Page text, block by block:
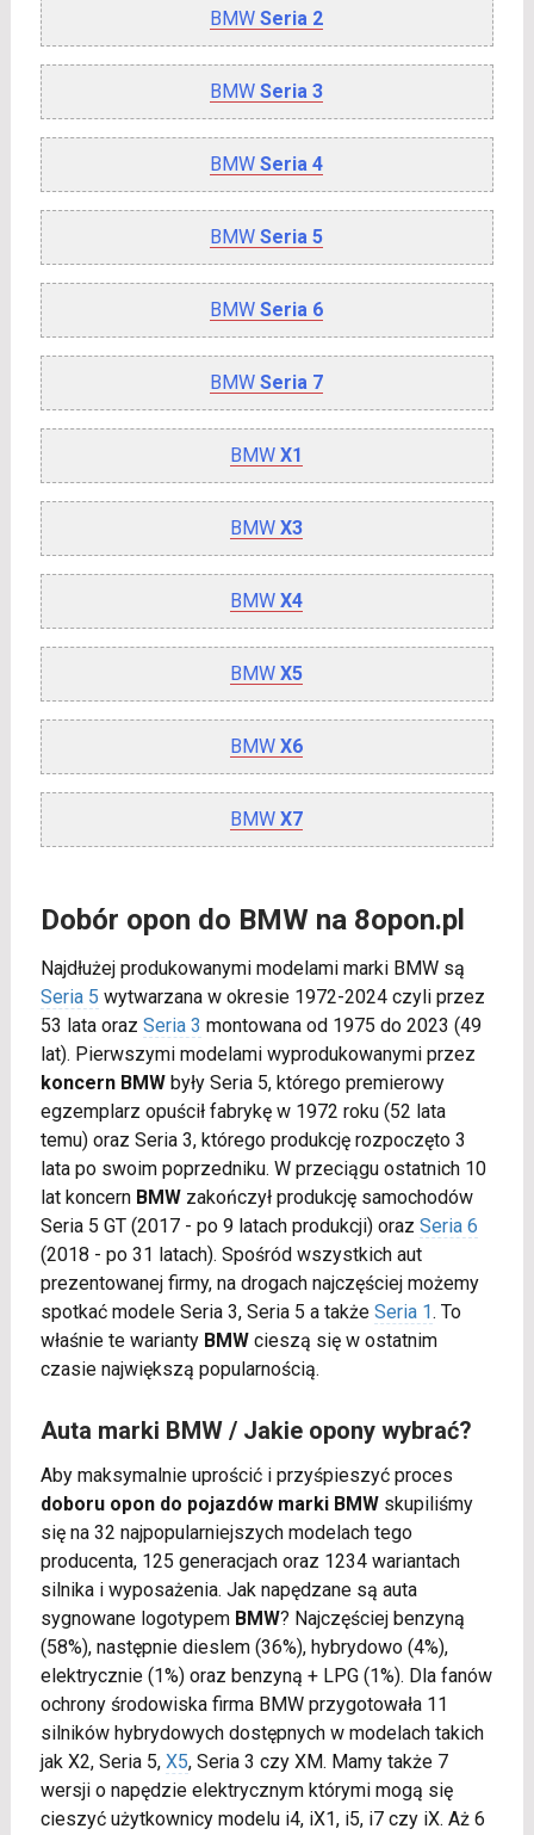
BMWSeria 2
BMWSeria 3
BMWSeria 4
BMWSeria 5
BMWSeria 6
BMWSeria 7
BMWX1
BMWX3
BMWX4
BMWX5
BMWX6
BMWX7
Dobór opon do BMW na 8opon.pl
Najdłużej produkowanymi modelami marki BMW są
Seria 5 wytwarzana w okresie 1972-2024 czyli przez
53 lata oraz Seria 3 montowana od 1975 do 2023 (49
lat). Pierwszymi modelami wyprodukowanymi przez
koncern BMWbyły Seria 5, którego premierowy
egzemplarz opuścił fabrykę w 1972 roku (52 lata
temu) oraz Seria 3, którego produkcję rozpoczęto 3
lata po swoim poprzedniku. W przeciągu ostatnich 10
lat koncern BMWzakończył produkcję samochodów
Seria 5 GT (2017 - po 9 latach produkcji) oraz Seria 6
(2018 - po 31 latach). Spośród wszystkich aut
prezentowanej firmy, na drogach najczęściej możemy
spotkać modele Seria 3, Seria 5 a także Seria 1. To
właśnie te warianty BMWcieszą się w ostatnim
czasie największą popularnością.
Auta marki BMW / Jakie opony wybrać?
Aby maksymalnie uprościć i przyśpieszyć proces
doboru opon do pojazdów marki BMWskupiliśmy
się na 32 najpopularniejszych modelach tego
producenta, 125 generacjach oraz 1234 wariantach
silnika i wyposażenia. Jak napędzane są auta
sygnowane logotypem BMW? Najczęściej benzyną
(58%), następnie dieslem (36%), hybrydowo (4%),
elektrycznie (1%) oraz benzyną + LPG (1%). Dla fanów
ochrony środowiska firma BMW przygotowała 11
silników hybrydowych dostępnych w modelach takich
jak X2, Seria 5, X5, Seria 3 czy XM. Mamy także 7
wersji o napędzie elektrycznym którymi mogą się
cieszyć użytkownicy modelu i4, iX1, i5, i7 czy iX. Aż 6